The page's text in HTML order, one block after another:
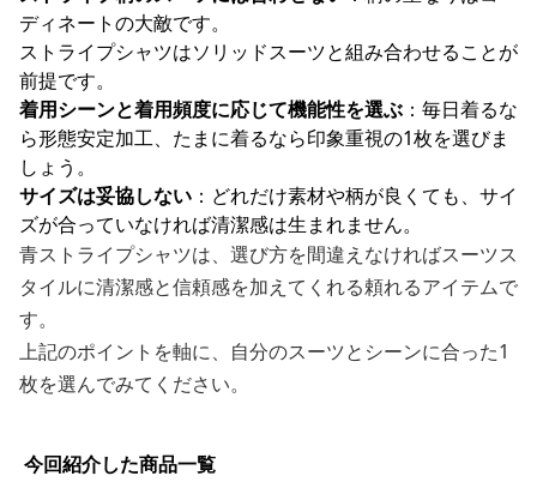
ディネートの大敵です。
ストライプシャツはソリッドスーツと組み合わせることが
前提です。
着用シーンと着用頻度に応じて機能性を選ぶ ：毎日着るな
ら形態安定加工、たまに着るなら印象重視の1枚を選びま
しょう。
サイズは妥協しない ：どれだけ素材や柄が良くても、サイ
ズが合っていなければ清潔感は生まれません。
青ストライプシャツは、選び方を間違えなければスーツス
タイルに清潔感と信頼感を加えてくれる頼れるアイテムで
す。
上記のポイントを軸に、自分のスーツとシーンに合った1
枚を選んでみてください。
今回紹介した商品一覧